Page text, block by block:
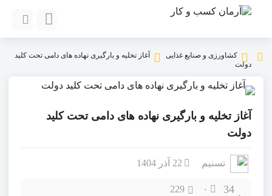
کشاورزی و صنایع غذایی
آغاز تخلیه و بارگیری نهاده های دامی تحت کلید
دولت
آغاز تخلیه و بارگیری نهاده های دامی تحت کلید
دولت
تسنیم 22 آذر 1404
34 ۰ 229